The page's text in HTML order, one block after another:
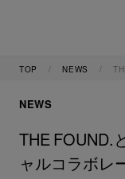
TOP NEWS
NEWS
THE FOUND.
ャルコラボレ